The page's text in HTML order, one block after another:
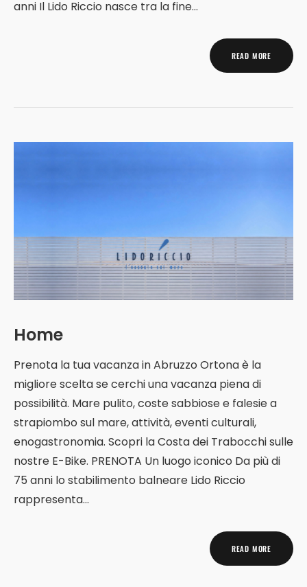
anni Il Lido Riccio nasce tra la fine...
READ MORE
Home
Prenota la tua vacanza in Abruzzo Ortona è la
migliore scelta se cerchi una vacanza piena di
possibilità. Mare pulito, coste sabbiose e falesie a
strapiombo sul mare, attività, eventi culturali,
enogastronomia. Scopri la Costa dei Trabocchi sulle
nostre E-Bike. PRENOTA Un luogo iconico Da più di
75 anni lo stabilimento balneare Lido Riccio
rappresenta...
READ MORE